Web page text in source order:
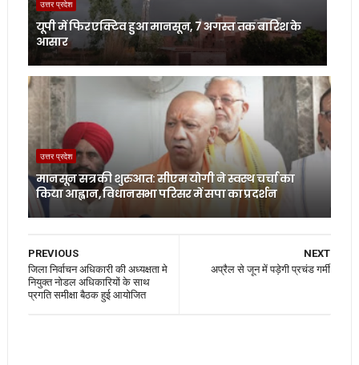
उत्तर प्रदेश
यूपी में फिर एक्टिव हुआ मानसून, 7 अगस्त तक बारिश के
आसार
उत्तर प्रदेश
मानसून सत्र की शुरुआत: सीएम योगी ने स्वस्थ चर्चा का
किया आह्वान, विधानसभा परिसर में सपा का प्रदर्शन
NEXT
अप्रैल से जून में पड़ेगी प्रचंड गर्मी
PREVIOUS
जिला निर्वाचन अधिकारी की अध्यक्षता मे
नियुक्त नोडल अधिकारियों के साथ
प्रगति समीक्षा बैठक हुई आयोजित